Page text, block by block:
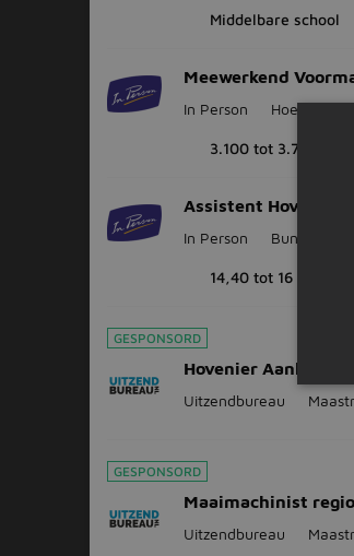
Middelbare school
Meewerkend
In Person Hoensbroek
3.100 tot 3.750
Assistent Hovenier
In Person Bunde
14,40 tot 16
GESPONSORD
Hovenier Aanleg
Uitzendbureau
GESPONSORD
Maaimachinist
Uitzendbureau